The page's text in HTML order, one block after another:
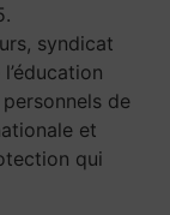
syndicat
de
et
qui